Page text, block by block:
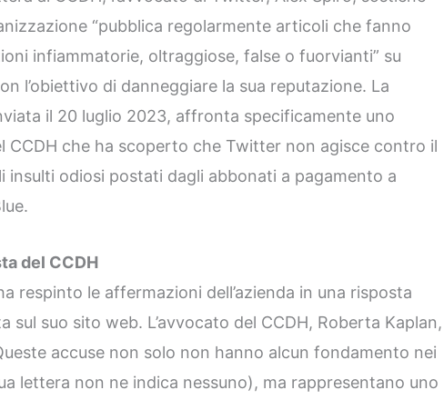
“pubblica regolarmente articoli che fanno
infiammatorie, oltraggiose, false o fuorvianti” su
l’obiettivo di danneggiare la sua reputazione. La
il 20 luglio 2023, affronta specificamente uno
CCDH che ha scoperto che Twitter non agisce contro il
insulti odiosi postati dagli abbonati a pagamento a
del CCDH
respinto le affermazioni dell’azienda in una risposta
sul suo sito web. L’avvocato del CCDH, Roberta Kaplan,
accuse non solo non hanno alcun fondamento nei
lettera non ne indica nessuno), ma rappresentano uno